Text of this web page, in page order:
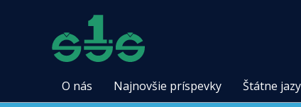
O nás Najnovšie príspevky Štátne